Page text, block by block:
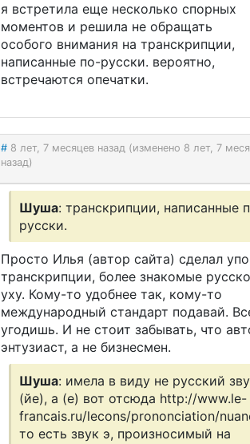
я встретила еще несколько спорных
моментов и решила не обращать
особого внимания на транскрипции,
написанные по-русски. вероятно,
встречаются опечатки.
# 8 лет, 7 месяцев назад (изменено 8 лет, 7
назад)
Шуша: транскрипции, написанные
русски.
Просто Илья (автор сайта) сделал
транскрипции, более знакомые
уху. Кому-то удобнее так, кому-то
международный стандарт подавай.
угодишь. И не стоит забывать, что
энтузиаст, а не бизнесмен.
Шуша: имела в виду не русский
(йе), а (е) вот отсюда http://www.le-
francais.ru/lecons/prononciation/
то есть звук э, произносимый на